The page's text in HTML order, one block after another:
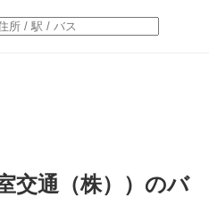
交通（株））のバ